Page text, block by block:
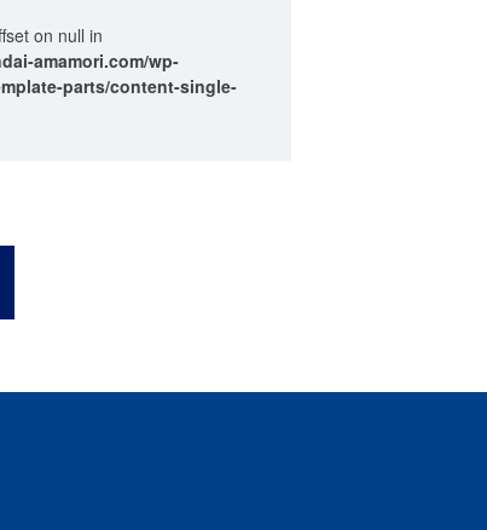
on null in
amamori.com/wp-
parts/content-single-